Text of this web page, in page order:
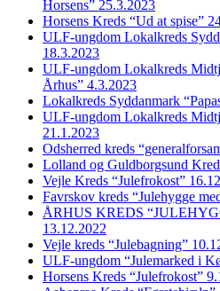
Horsens” 25.3.2023
Horsens Kreds “Ud at spise”
ULF-ungdom Lokalkreds
18.3.2023
ULF-ungdom Lokalkreds
Århus” 4.3.2023
Lokalkreds Syddanmark
ULF-ungdom Lokalkreds
21.1.2023
Odsherred kreds
Lolland og Guldborgsund
Vejle Kreds “Julefrokost”
Favrskov kreds “Julehygge
ÅRHUS KREDS
13.12.2022
Vejle kreds “Julebagning”
ULF-ungdom “Julemarked i
Horsens Kreds “Julefrokost”